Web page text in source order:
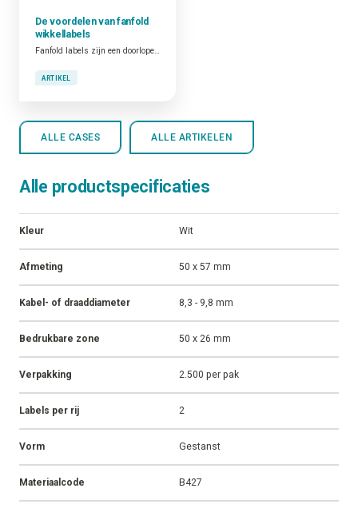
De voordelen van fanfold
wikkellabels
ARTIKEL
ALLE CASES ALLE ARTIKELEN
Alle productspecificaties
Kleur Wit
Afmeting 50 x 57 mm
Kabel- of draaddiameter 8,3 - 9,8 mm
Bedrukbare zone 50 x 26 mm
Verpakking 2.500 per pak
Labels per rij 2
Vorm Gestanst
Materiaalcode B427